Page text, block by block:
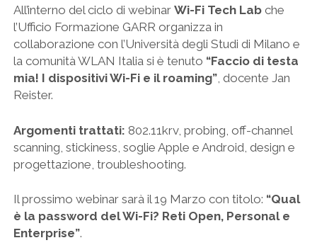
All’interno del ciclo di webinar Wi-Fi Tech Labche
l’Ufficio Formazione GARR organizza in
collaborazione con l’Università degli Studi di Milano e
la comunità WLAN Italia si è tenuto “Faccio di testa
mia! I dispositivi Wi-Fi e il roaming”, docente Jan
Reister.
Argomenti trattati: 802.11krv, probing, off-channel
scanning, stickiness, soglie Apple e Android, design e
progettazione, troubleshooting.
Il prossimo webinar sarà il 19 Marzo con titolo: “Qual
è la password del Wi-Fi? Reti Open, Personal e
Enterprise”.